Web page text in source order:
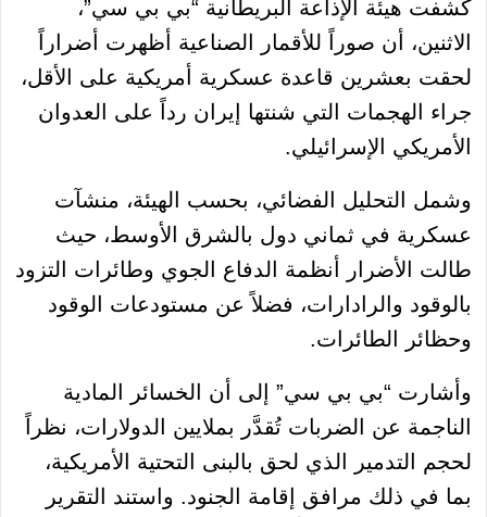
كشفت هيئة الإذاعة البريطانية “بي بي سي”،
الاثنين، أن صوراً للأقمار الصناعية أظهرت أضراراً
لحقت بعشرين قاعدة عسكرية أمريكية على الأقل،
جراء الهجمات التي شنتها إيران رداً على العدوان
الأمريكي الإسرائيلي.
وشمل التحليل الفضائي، بحسب الهيئة، منشآت
عسكرية في ثماني دول بالشرق الأوسط، حيث
طالت الأضرار أنظمة الدفاع الجوي وطائرات التزود
بالوقود والرادارات، فضلاً عن مستودعات الوقود
وحظائر الطائرات.
وأشارت “بي بي سي” إلى أن الخسائر المادية
الناجمة عن الضربات تُقدَّر بملايين الدولارات، نظراً
لحجم التدمير الذي لحق بالبنى التحتية الأمريكية،
بما في ذلك مرافق إقامة الجنود. واستند التقرير